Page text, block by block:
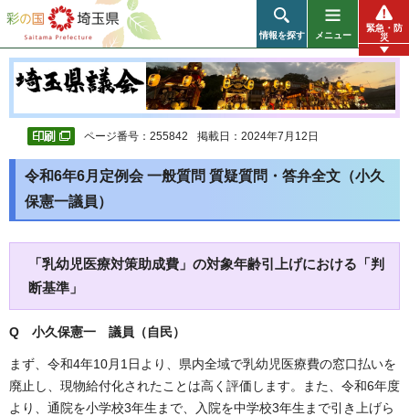
彩の国 埼玉県
情報を探す メニュー
緊急・防
災
ページ番号：255842 掲載日：2024年7月12日
令和6年6月定例会 一般質問 質疑質問・答弁全文（小久
保憲一議員）
「乳幼児医療対策助成費」の対象年齢引上げにおける「判
断基準」
Q 小久保憲一 議員（自民）
まず、令和4年10月1日より、県内全域で乳幼児医療費の窓口払いを
廃止し、現物給付化されたことは高く評価します。また、令和6年度
より、通院を小学校3年生まで、入院を中学校3年生まで引き上げら